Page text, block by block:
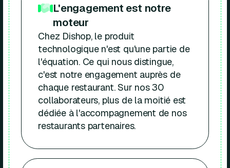
L'engagement est notre
moteur
Chez Dishop, le produit
technologique n'est qu'une partie de
l'équation. Ce qui nous distingue,
c'est notre engagement auprès de
chaque restaurant. Sur nos 30
collaborateurs, plus de la moitié est
dédiée à l'accompagnement de nos
restaurants partenaires.